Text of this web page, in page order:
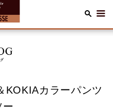
KOKIAカラーパンツ
ー